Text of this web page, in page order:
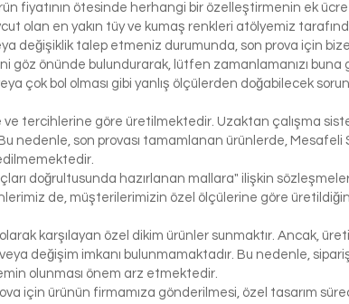
fiyatının ötesinde herhangi bir özelleştirmenin ek
olan en yakın tüy ve kumaş renkleri atölyemiz
değişiklik talep etmeniz durumunda, son prova için
göz önünde bulundurarak, lütfen zamanlamanızı buna
çok bol olması gibi yanlış ölçülerden doğabilecek
tercihlerine göre üretilmektedir. Uzaktan çalışma
nedenle, son provası tamamlanan ürünlerde, Mesafeli
doğrultusunda hazırlanan mallara" ilişkin
de, müşterilerimizin özel ölçülerine göre
karşılayan özel dikim ürünler sunmaktır. Ancak,
değişim imkanı bulunmamaktadır. Bu nedenle,
olunması önem arz etmektedir.
için ürünün firmamıza gönderilmesi, özel tasarım